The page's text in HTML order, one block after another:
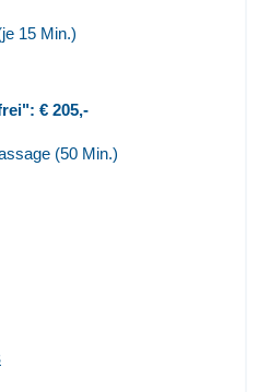
15 Min.)
€ 205,-
(50 Min.)